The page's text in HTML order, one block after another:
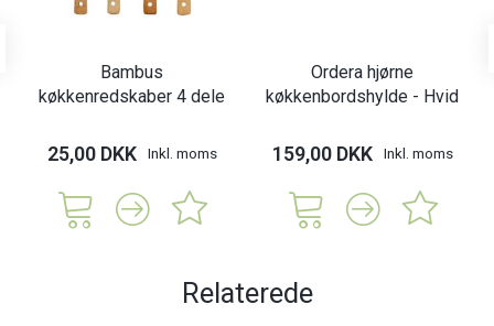
Bambus
køkkenredskaber 4 dele
25,00 DKK Inkl. moms
Ordera hjørne
køkkenbordshylde - Hvid
159,00 DKK Inkl. moms
Relaterede